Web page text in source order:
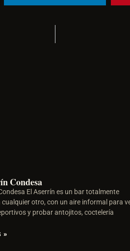
Condesa
El Aserrín es un bar totalmente
cualquier otro, con un aire informal para
y probar antojitos, coctelería
»